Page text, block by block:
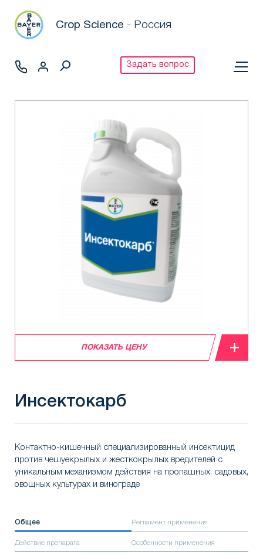
Crop Science - Россия
Задать вопрос
Инсектокарб
Контактно-кишечный специализированный инсектицид
против чешуекрылых и жесткокрылых вредителей с
уникальным механизмом действия на пропашных, садовых,
овощных культурах и винограде
ПОКАЗАТЬ ЦЕНУ
Общее Регламент применения
Действие препарата Особенности применения